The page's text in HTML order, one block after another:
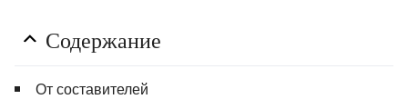
Содержание
От составителей